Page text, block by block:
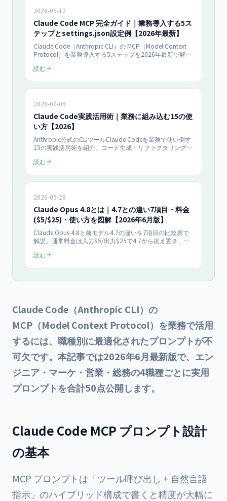
2026-05-12
Claude Code MCP 完全ガイド｜業務導入する5ス
テップとsettings.json設定例【2026年最新】
Claude Code（Anthropic CLI）の MCP（Model Context
Protocol）を業務導入する5ステップを2026年最新で解
Slack・GA4・GSC）の連携方法、中小企業のAI業務効率化
読む
2026-04-09
Claude Code実践活用術｜業務に組み込む15の使
い方【2026】
Anthropic公式のCLIツールClaude Codeを業務で使い倒す
15の実践活用術を紹介。コード生成・リファクタリング・
で、明日から使えるテクニック集。具体的なコマンド例と
読む
2026-05-29
Claude Opus 4.8とは｜4.7との違い7項目・料金
($5/$25)・使い方を図解【2026年6月版】
Claude Opus 4.8と前モデル4.7の違いを7項目の比較表で
解説。通常料金は入力$5/出力$25で4.7から据え置き、新
1/4に低減、ツール呼び出しも効率化。価格・使い方・
読む
Claude Code（Anthropic CLI）の
MCP（Model Context Protocol）を業務で活用
するには、職種別に最適化されたプロンプトが不
可欠です。本記事では2026年6月最新版で、エン
ジニア・マーケ・営業・総務の4職種ごとに実用
プロンプトを合計50点公開します。
Claude Code MCP プロンプト設計
の基本
MCP プロンプトは「ツール呼び出し + 自然言語
指示」のハイブリッド構成で書くと精度が大幅に